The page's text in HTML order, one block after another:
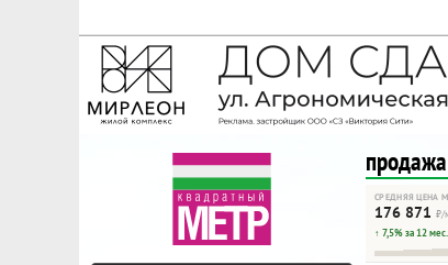
На Метре реклама -
Помогайте
СРЕДНЯЯ ЦЕНА
176 871 ₽/
↑ 7,5% за 12 мес.